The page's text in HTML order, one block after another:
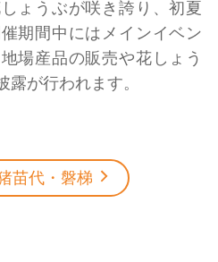
ょうぶが咲き誇り、初夏
期間中にはメインイベン
場産品の販売や花しょう
が行われます。
苗代・磐梯